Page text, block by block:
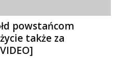
powstańcom
także za